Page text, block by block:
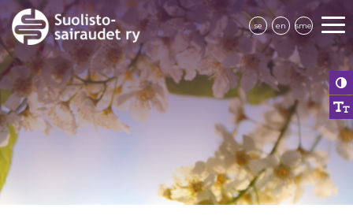
se en sme